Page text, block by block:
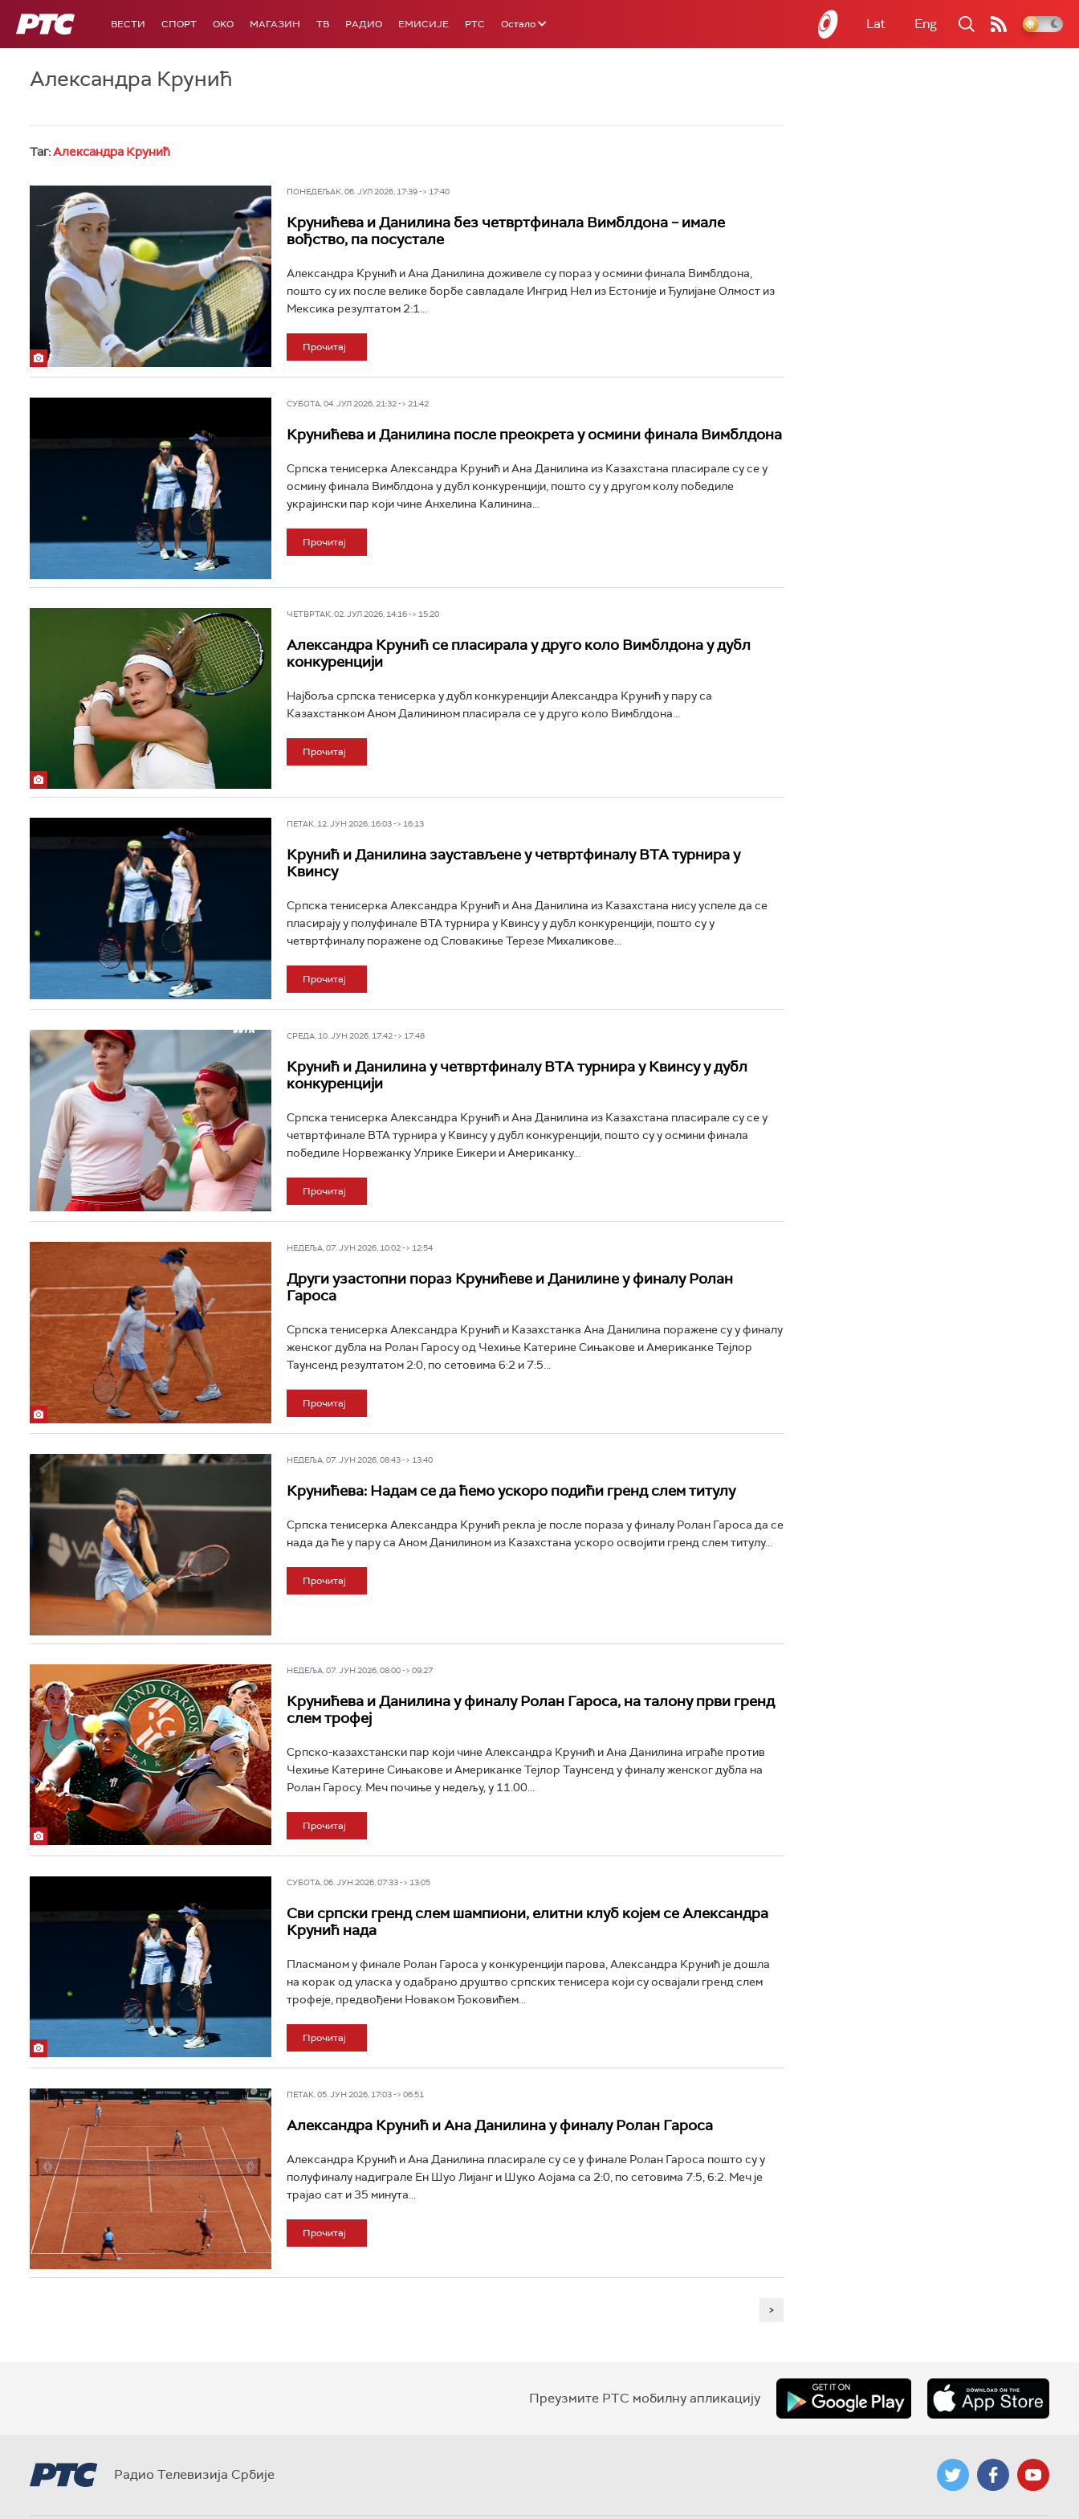
РТС ВЕСТИ СПОРТ OKO МАГАЗИН ТВ РАДИО ЕМИСИЈЕ РТС Остало Lat Eng
Александра Крунић
Таг:Александра Крунић
ПОНЕДЕЉАК, 06. ЈУЛ 2026, 17:39 -> 17:40
Крунићева и Данилина без четвртфинала Вимблдона – имале
вођство, па посустале
Александра Крунић и Ана Данилина доживеле су пораз у осмини финала Вимблдона,
пошто су их после велике борбе савладале Ингрид Нел из Естоније и Ђулијане Олмост из
Мексика резултатом 2:1...
Прочитај
СУБОТА, 04. ЈУЛ 2026, 21:32 -> 21:42
Крунићева и Данилина после преокрета у осмини финала Вимблдона
Српска тенисерка Александра Крунић и Ана Данилина из Казахстана пласирале су се у
осмину финала Вимблдона у дубл конкуренцији, пошто су у другом колу победиле
украјински пар који чине Анхелина Калинина...
Прочитај
ЧЕТВРТАК, 02. ЈУЛ 2026, 14:16 -> 15:20
Александра Крунић се пласирала у друго коло Вимблдона у дубл
конкуренцији
Најбоља српска тенисерка у дубл конкуренцији Александра Крунић у пару са
Казахстанком Аном Далинином пласирала се у друго коло Вимблдона...
Прочитај
ПЕТАК, 12. ЈУН 2026, 16:03 -> 16:13
Крунић и Данилина заустављене у четвртфиналу ВТА турнира у
Квинсу
Српска тенисерка Александра Крунић и Ана Данилина из Казахстана нису успеле да се
пласирају у полуфинале ВТА турнира у Квинсу у дубл конкуренцији, пошто су у
четвртфиналу поражене од Словакиње Терезе Михаликове...
Прочитај
СРЕДА, 10. ЈУН 2026, 17:42 -> 17:48
Крунић и Данилина у четвртфиналу ВТА турнира у Квинсу у дубл
конкуренцији
Српска тенисерка Александра Крунић и Ана Данилина из Казахстана пласирале су се у
четвртфинале ВТА турнира у Квинсу у дубл конкуренцији, пошто су у осмини финала
победиле Норвежанку Улрике Еикери и Американку...
Прочитај
НЕДЕЉА, 07. ЈУН 2026, 10:02 -> 12:54
Други узастопни пораз Крунићеве и Данилине у финалу Ролан
Гароса
Српска тенисерка Александра Крунић и Казахстанка Ана Данилина поражене су у финалу
женског дубла на Ролан Гаросу од Чехиње Катерине Сињакове и Американке Тејлор
Таунсенд резултатом 2:0, по сетовима 6:2 и 7:5...
Прочитај
НЕДЕЉА, 07. ЈУН 2026, 08:43 -> 13:40
Крунићева: Надам се да ћемо ускоро подићи гренд слем титулу
Српска тенисерка Александра Крунић рекла је после пораза у финалу Ролан Гароса да се
нада да ће у пару са Аном Данилином из Казахстана ускоро освојити гренд слем титулу...
Прочитај
НЕДЕЉА, 07. ЈУН 2026, 08:00 -> 09:27
Крунићева и Данилина у финалу Ролан Гароса, на талону први гренд
слем трофеј
Српско-казахстански пар који чине Александра Крунић и Ана Данилина играће против
Чехиње Катерине Сињакове и Американке Тејлор Таунсенд у финалу женског дубла на
Ролан Гаросу. Меч почиње у недељу, у 11.00...
Прочитај
СУБОТА, 06. ЈУН 2026, 07:33 -> 13:05
Сви српски гренд слем шампиони, елитни клуб којем се Александра
Крунић нада
Пласманом у финале Ролан Гароса у конкуренцији парова, Александра Крунић је дошла
на корак од уласка у одабрано друштво српских тенисера који су освајали гренд слем
трофеје, предвођени Новаком Ђоковићем...
Прочитај
ПЕТАК, 05. ЈУН 2026, 17:03 -> 06:51
Александра Крунић и Ана Данилина у финалу Ролан Гароса
Александра Крунић и Ана Данилина пласирале су се у финале Ролан Гароса пошто су у
полуфиналу надиграле Ен Шуо Лијанг и Шуко Аојама са 2:0, по сетовима 7:5, 6:2. Меч је
трајао сат и 35 минута...
Прочитај
>
Преузмите РТС мобилну апликацију
Радио Телевизија Србије